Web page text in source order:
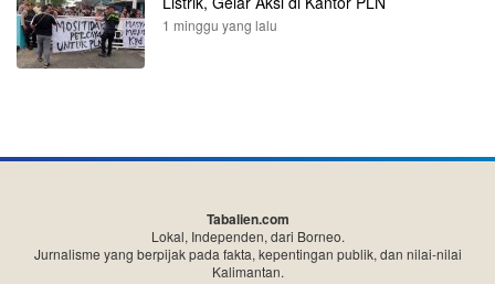
1 minggu yang lalu
Tabalien.com
Lokal, Independen, dari Borneo.
Jurnalisme yang berpijak pada fakta, kepentingan publik, dan nilai-nilai
Kalimantan.